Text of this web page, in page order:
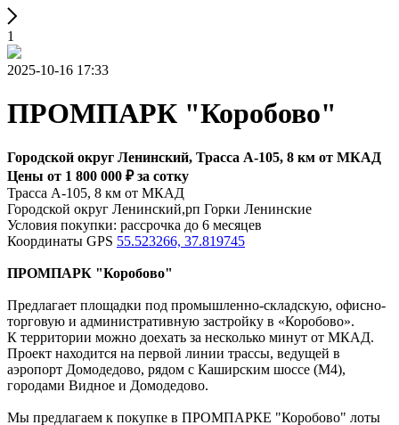
1
2025-10-16 17:33
ПРОМПАРК "Коробово"
Городской округ Ленинский, Трасса А-105, 8 км от МКАД
Цены от 1 800 000 ₽ за сотку
Трасса А-105, 8 км от МКАД
Городской округ Ленинский,рп Горки Ленинские
Условия покупки: рассрочка до 6 месяцев
Координаты GPS 55.523266, 37.819745
ПРОМПАРК "Коробово"
Предлагает площадки под промышленно-складскую, офисно-
торговую и административную застройку в «Коробово».
К территории можно доехать за несколько минут от МКАД.
Проект находится на первой линии трассы, ведущей в
аэропорт Домодедово, рядом с Каширским шоссе (М4),
городами Видное и Домодедово.
Мы предлагаем к покупке в ПРОМПАРКЕ "Коробово" лоты